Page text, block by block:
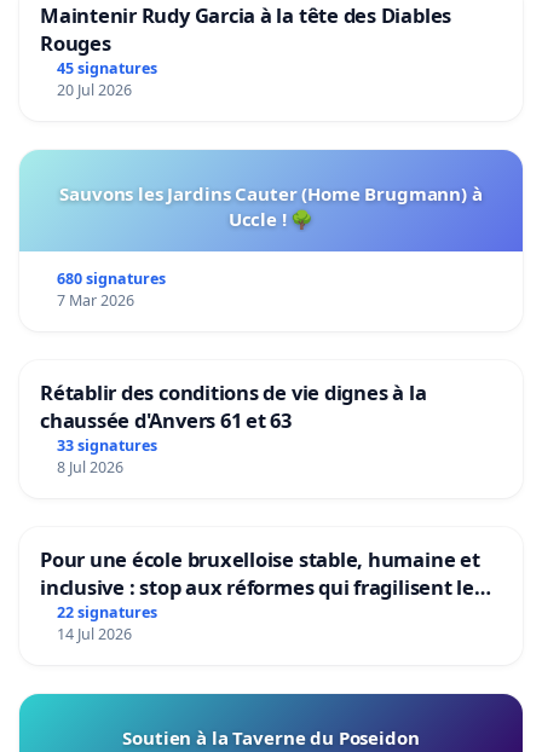
Maintenir Rudy Garcia à la tête des Diables
Rouges
45 signatures
20 Jul 2026
Sauvons les Jardins Cauter (Home Brugmann) à
Uccle ! 🌳
680 signatures
7 Mar 2026
Rétablir des conditions de vie dignes à la
chaussée d'Anvers 61 et 63
33 signatures
8 Jul 2026
Pour une école bruxelloise stable, humaine et
inclusive : stop aux réformes qui fragilisent le
primaire
22 signatures
14 Jul 2026
Soutien à la Taverne du Poseidon